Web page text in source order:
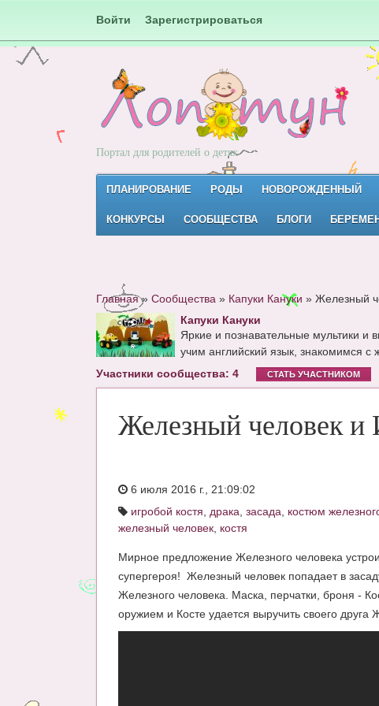
Войти Зарегистрироваться
Портал для родителей о детях
ПЛАНИРОВАНИЕ РОДЫ НОВОРОЖДЕННЫЙ
КОНКУРСЫ СООБЩЕСТВА БЛОГИ
Главная» Сообщества » Капуки Кануки » Железный
Капуки Кануки
Яркие и познавательные мультики
учим английский язык, знакомимся с
Участники сообщества: 4
СТАТЬ УЧАСТНИКОМ
Железный человек и
6 июля 2016 г., 21:09:02
игробой костя
драка засада костюм
железный человек костя
Мирное предложение Железного человека
супергероя! Железный человек попадает в
Железного человека. Маска, перчатки, броня -
оружием и Косте удается выручить своего друга